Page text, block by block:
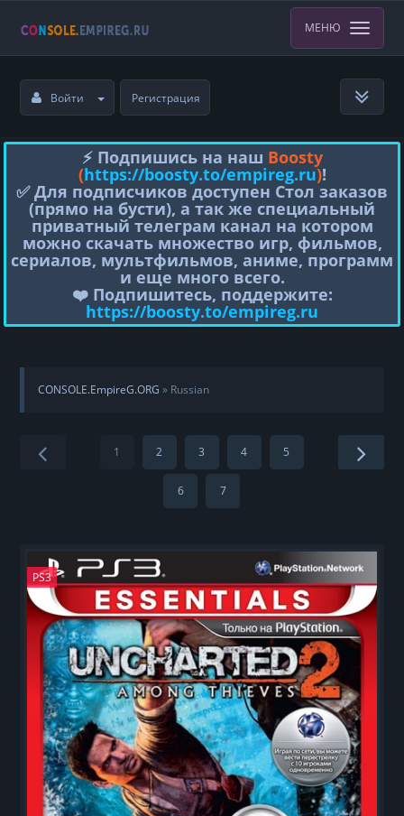
МЕНЮ
Войти Регистрация
⚡️ Подпишись на наш Boosty
(https://boosty.to/empireg.ru)!
✅ Для подписчиков доступен Стол заказов
(прямо на бусти), а так же специальный
приватный телеграм канал на котором
можно скачать множество игр, фильмов,
сериалов, мультфильмов, аниме, программ
и еще много всего.
❤️ Подпишитесь, поддержите:
https://boosty.to/empireg.ru
CONSOLE.EmpireG.ORG » Russian
1 2 3 4 5
6 7
PS3